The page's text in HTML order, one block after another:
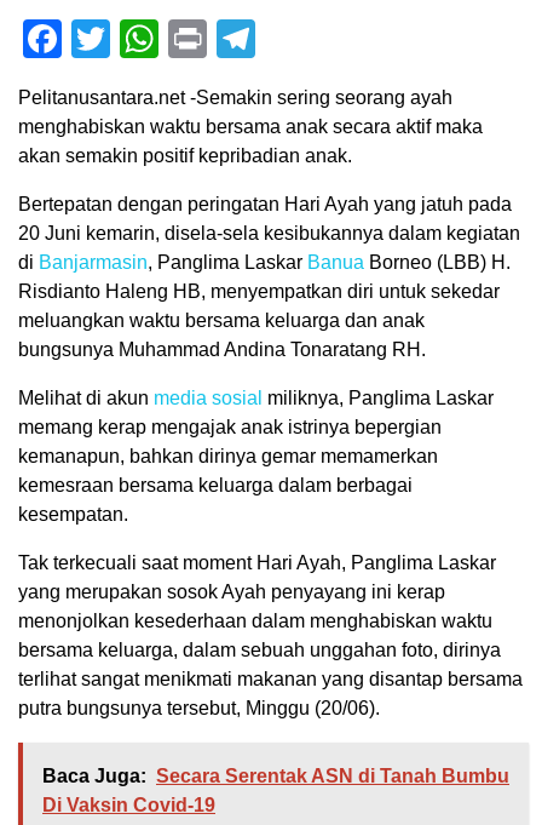
Facebook
TwitterWhatsApp
Print
Pelitanusantara.net -Semakin sering seorang ayah
menghabiskan waktu bersama anak secara aktif maka
akan semakin positif kepribadian anak.
Bertepatan dengan peringatan Hari Ayah yang jatuh pada
20 Juni kemarin, disela-sela kesibukannya dalam kegiatan
di Banjarmasin, Panglima Laskar Banua Borneo (LBB) H.
Risdianto Haleng HB, menyempatkan diri untuk sekedar
meluangkan waktu bersama keluarga dan anak
bungsunya Muhammad Andina Tonaratang RH.
Melihat di akun media sosial miliknya, Panglima Laskar
memang kerap mengajak anak istrinya bepergian
kemanapun, bahkan dirinya gemar memamerkan
kemesraan bersama keluarga dalam berbagai
kesempatan.
Tak terkecuali saat moment Hari Ayah, Panglima Laskar
yang merupakan sosok Ayah penyayang ini kerap
menonjolkan kesederhaan dalam menghabiskan waktu
bersama keluarga, dalam sebuah unggahan foto, dirinya
terlihat sangat menikmati makanan yang disantap bersama
putra bungsunya tersebut, Minggu (20/06).
Baca Juga: Secara Serentak ASN di Tanah Bumbu
Di Vaksin Covid-19